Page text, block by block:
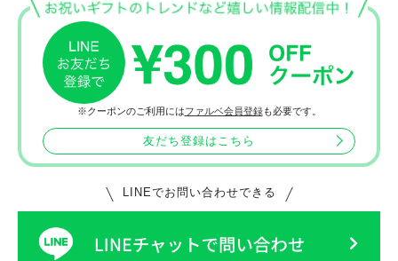
※クーポンのご利用にはファルベ会員登録も必要です。
友だち登録はこちら
LINEでお問い合わせできる